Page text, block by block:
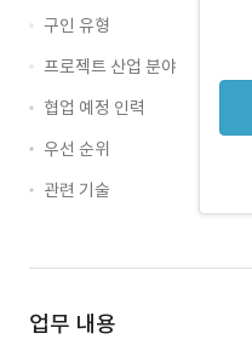
구인 유형
프로젝트 산업 분야
협업 예정 인력
우선 순위
관련 기술
업무 내용